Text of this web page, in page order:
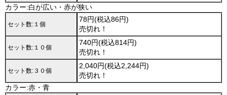
カラー:白が広い・赤が狭い
セット数:１個
78円(税込86円)
売切れ！
セット数:１０個
740円(税込814円)
売切れ！
セット数:３０個
2,040円(税込2,244円)
売切れ！
カラー:赤・青